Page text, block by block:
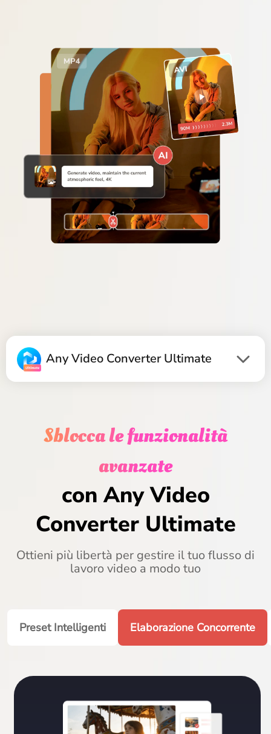
Any Video Converter Ultimate
Sblocca le funzionalità
avanzate
con Any Video
Converter Ultimate
Ottieni più libertà per gestire il tuo flusso di
lavoro video a modo tuo
Preset Intelligenti Elaborazione Concorrente